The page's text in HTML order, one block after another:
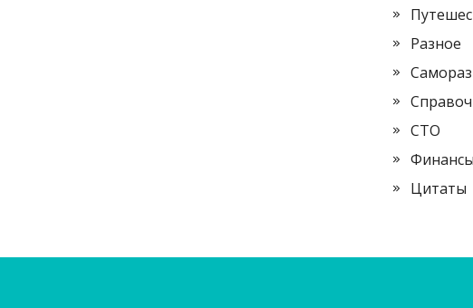
Разное
СТО
Финансы
Цитаты